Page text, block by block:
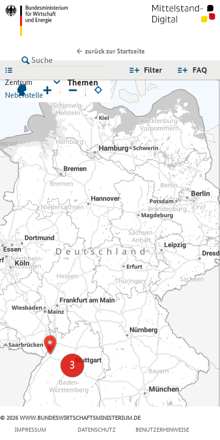
zurück zur Startseite
FAQ
Filter
Zentrum
Nebenstelle
Themen
+ −
© 2026 WWW.BUNDESWIRTSCHAFTSMINISTERIUM.DE
IMPRESSUM
DATENSCHUTZ BENUTZERHINWEISE